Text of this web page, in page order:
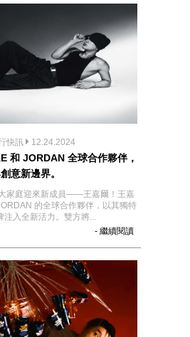
快訊 12.24.2024
和 JORDAN 全球合作夥伴，
意新邊界。
家庭迎來新成員——王嘉爾！王嘉
的全球合作夥伴，以其獨特
注入全新活力。雙方將...
- 繼續閱讀